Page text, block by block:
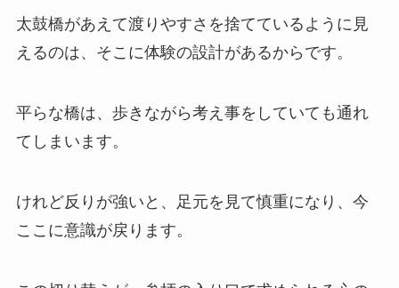
太鼓橋があえて渡りやすさを捨てているように見
えるのは、そこに体験の設計があるからです。
平らな橋は、歩きながら考え事をしていても通れ
てしまいます。
けれど反りが強いと、足元を見て慎重になり、今
ここに意識が戻ります。